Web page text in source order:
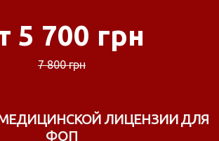
5 700 грн
7 800 грн
ЛИЦЕНЗИИ ДЛЯ
ФОП